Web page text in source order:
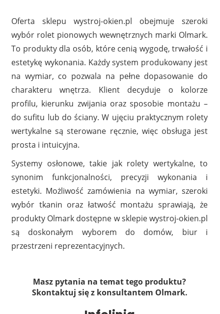
Oferta sklepu wystroj-okien.pl obejmuje szeroki
wybór rolet pionowych wewnętrznych marki Olmark.
To produkty dla osób, które cenią wygodę, trwałość i
estetykę wykonania. Każdy system produkowany jest
na wymiar, co pozwala na pełne dopasowanie do
charakteru wnętrza. Klient decyduje o kolorze
profilu, kierunku zwijania oraz sposobie montażu –
do sufitu lub do ściany. W ujęciu praktycznym rolety
wertykalne są sterowane ręcznie, więc obsługa jest
prosta i intuicyjna.
Systemy osłonowe, takie jak rolety wertykalne, to
synonim funkcjonalności, precyzji wykonania i
estetyki. Możliwość zamówienia na wymiar, szeroki
wybór tkanin oraz łatwość montażu sprawiają, że
produkty Olmark dostępne w sklepie wystroj-okien.pl
są doskonałym wyborem do domów, biur i
przestrzeni reprezentacyjnych.
Masz pytania na temat tego produktu?
Skontaktuj się z konsultantem Olmark.